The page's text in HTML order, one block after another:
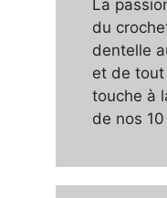
La
du
dentelle
et de tout
touche à
de nos